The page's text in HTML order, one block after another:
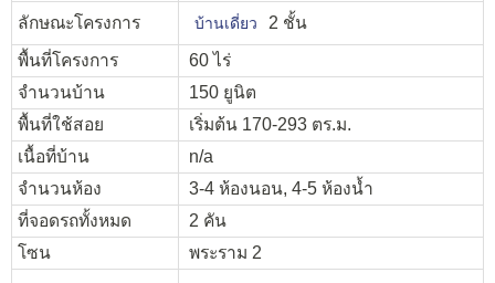
ลักษณะโครงการ บ้านเดี่ยว
2 ชั้น
พื้นที่โครงการ
60 ไร่
จำนวนบ้าน
150 ยูนิต
พื้นที่ใช้สอย
เริ่มต้น 170-293 ตร.ม.
เนื้อที่บ้าน
n/a
จำนวนห้อง
3-4 ห้องนอน, 4-5 ห้องน้ำ
ที่จอดรถทั้งหมด
2 คัน
โซน
พระราม 2